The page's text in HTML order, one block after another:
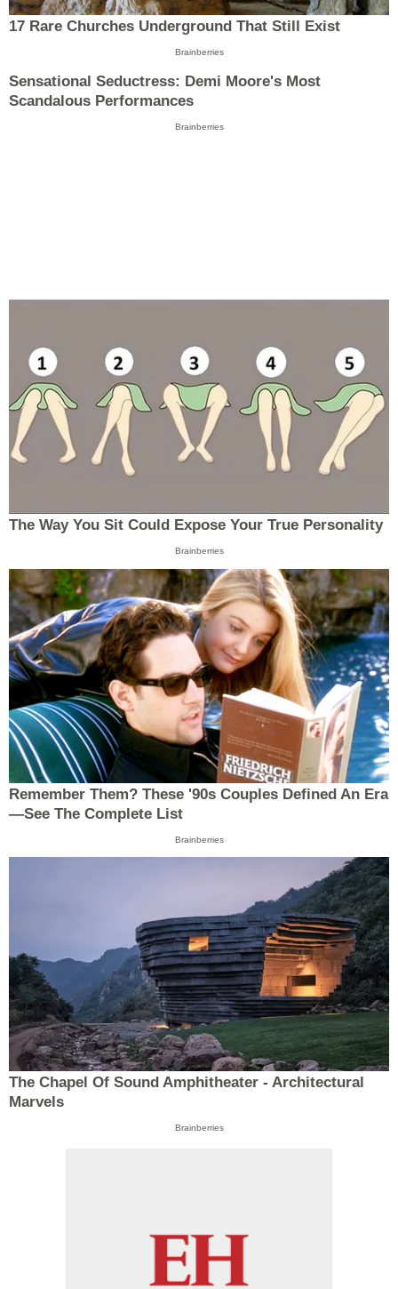
17 Rare Churches Underground That Still Exist
Brainberries
Sensational Seductress: Demi Moore's Most
Scandalous Performances
Brainberries
The Way You Sit Could Expose Your True Personality
Brainberries
Remember Them? These '90s Couples Defined An Era
—See The Complete List
Brainberries
The Chapel Of Sound Amphitheater - Architectural
Marvels
Brainberries